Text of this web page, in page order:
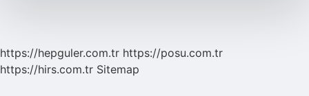
https://hepguler.com.tr https://posu.com.tr
https://hirs.com.tr Sitemap